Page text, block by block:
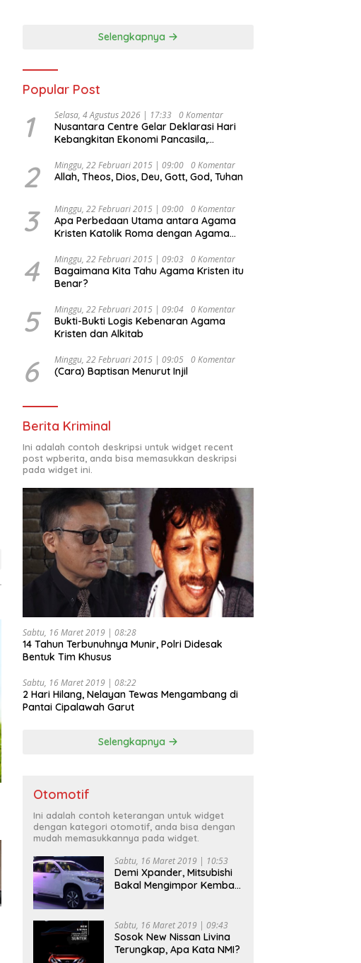
Selengkapnya
Popular Post
1 Selasa, 4 Agustus 2026 | 17:33 0 Komentar
Nusantara Centre Gelar Deklarasi Hari
Kebangkitan Ekonomi Pancasila,
Djojohadikusumo Anti Penjajahan
(Pergolakan Ekonomi Politik Indonesia) &
Undang Perekonomian Nasional dan
Kesejahteraan Sosial dalam Menata
Bangsa Menuju Indonesia Emas 2045”,
2 Minggu, 22 Februari 2015 | 09:00 0 Komentar
Allah, Theos, Dios, Deu, Gott, God, Tuhan
3 Minggu, 22 Februari 2015 | 09:00 0 Komentar
Apa Perbedaan Utama antara Agama
Kristen Katolik Roma dengan Agama
4 Minggu, 22 Februari 2015 | 09:03 0 Komentar
Bagaimana Kita Tahu Agama Kristen itu
Benar?
5 Minggu, 22 Februari 2015 | 09:04 0 Komentar
Bukti-Bukti Logis Kebenaran Agama
Kristen dan Alkitab
6 Minggu, 22 Februari 2015 | 09:05 0 Komentar
(Cara) Baptisan Menurut Injil
Berita Kriminal
Ini adalah contoh deskripsi untuk widget recent
post wpberita, anda bisa memasukkan deskripsi
pada widget ini.
Sabtu, 16 Maret 2019 | 08:28
14 Tahun Terbunuhnya Munir, Polri Didesak
Bentuk Tim Khusus
Sabtu, 16 Maret 2019 | 08:22
2 Hari Hilang, Nelayan Tewas Mengambang di
Pantai Cipalawah Garut
Selengkapnya
Otomotif
Ini adalah contoh keterangan untuk widget
dengan kategori otomotif, anda bisa dengan
mudah memasukkannya pada widget.
Sabtu, 16 Maret 2019 | 10:53
Demi Xpander, Mitsubishi
Bakal Mengimpor Kembali
Sabtu, 16 Maret 2019 | 09:43
Sosok New Nissan Livina
Terungkap, Apa Kata NMI?